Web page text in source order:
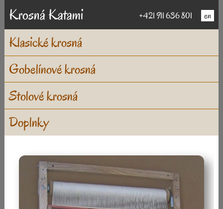
Krosná Katami en
+421 911 636 801
Klasické krosná
Gobelínové krosná
Stolové krosná
Doplnky